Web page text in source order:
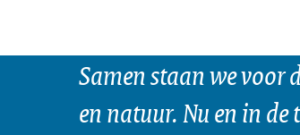
Samen staan we voor
en natuur. Nu en in de